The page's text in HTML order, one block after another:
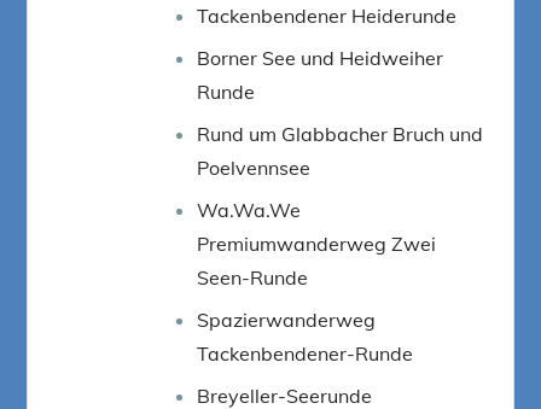
Tackenbendener Heiderunde
Borner See und Heidweiher
Runde
Rund um Glabbacher Bruch und
Poelvennsee
Wa.Wa.We
Premiumwanderweg Zwei
Seen-Runde
Spazierwanderweg
Tackenbendener-Runde
Breyeller-Seerunde